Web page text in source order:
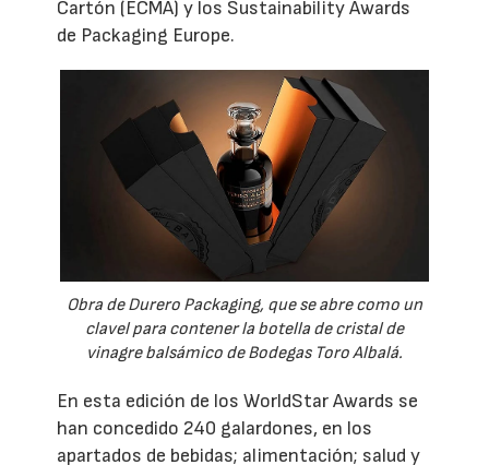
Cartón (ECMA) y los Sustainability Awards
de Packaging Europe.
Obra de Durero Packaging, que se abre como un
clavel para contener la botella de cristal de
vinagre balsámico de Bodegas Toro Albalá.
En esta edición de los WorldStar Awards se
han concedido 240 galardones, en los
apartados de bebidas; alimentación; salud y